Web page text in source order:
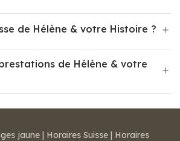
de Hélène & votre Histoire ?
de Hélène & votre
jaune | Horaires Suisse | Horaires